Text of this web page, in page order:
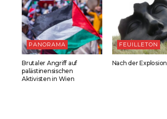
PANORAMA
Brutaler Angriff auf
palästinensischen
Aktivisten in Wien
FEUILLETON
Nach der Explosion